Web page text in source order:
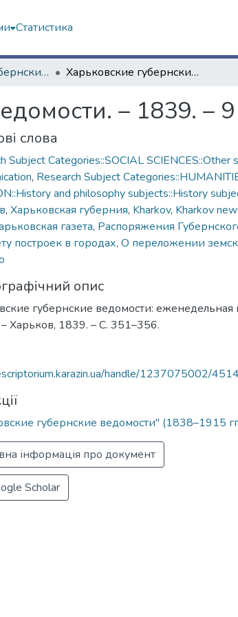
Статистика
"Харьковские губернские ведомости" (1838–1915 гг.) Харьковские губернские ведомости. – 1839. – 9 декабря (№ 48)
– 1839. –
слова
Subject Categories::SOCIAL SCIENCES::Other
, Research Subject
and philosophy subjects::History
, Харьковская губерния, Kharkov, Kharkov
газета, Распоряжения
построек в городах, О переложении
опис
губернские ведомости: еженедельная
Харьков, 1839. – С. 351–356.
handle/1237075002/4514
губернские ведомости" (1838–1915
інформація про документ
Scholar